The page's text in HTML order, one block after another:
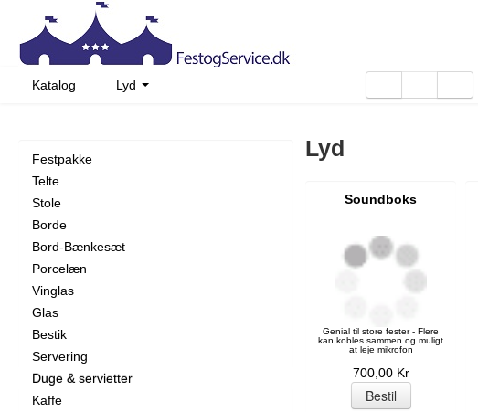
Katalog Lyd
Festpakke
Telte
3 meter
6 meter
9 meter
12 meter
15 meter
Pagode
Panorama
Parket dansegulv
Øvrigt
Stole
Borde
Bord-Bænkesæt
Porcelæn
Schönwald
Benedict
Vinglas
Spiegelau
Prinsessa
Pisa
Glas
Vandglas
Drinksglas
Ølglas
Kander
Bestik
Chippendale Ritz
Chippendale Classic
Amefa Venedi
Servering
Duge & servietter
Stof
Kaffe
Lyd
Soundboks
Genial til store fester - Flere
kan kobles sammen og muligt
at leje mikrofon
700,00 Kr